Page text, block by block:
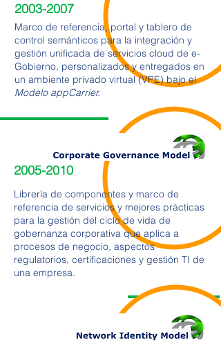
2003-2007
Marco de referencia, portal y tablero de
control semánticos para la integración y
gestión unificada de servicios cloud de e-
Gobierno, personalizados y entregados en
un ambiente privado virtual (VPE) bajo el
Modelo appCarrier.
2005-2010
Librería de componentes y marco de
referencia de servicios y mejores prácticas
para la gestión del ciclo de vida de
gobernanza corporativa que aplica a
procesos de negocio, aspectos
regulatorios, certificaciones y gestión TI de
una empresa.